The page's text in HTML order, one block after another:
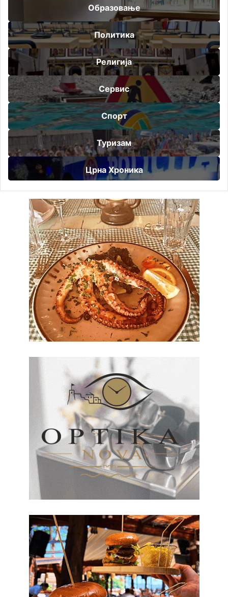
Образовање
Политика
Религија
Сервис
Спорт
Туризам
Црна Хроника